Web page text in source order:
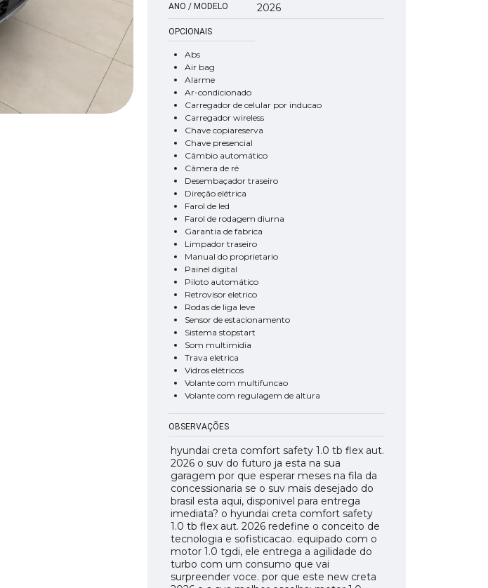
ANO / MODELO 2026
OPCIONAIS
Abs
Air bag
Alarme
Ar-condicionado
Carregador de celular por inducao
Carregador wireless
Chave copiareserva
Chave presencial
Câmbio automático
Câmera de ré
Desembaçador traseiro
Direção elétrica
Farol de led
Farol de rodagem diurna
Garantia de fabrica
Limpador traseiro
Manual do proprietario
Painel digital
Piloto automático
Retrovisor eletrico
Rodas de liga leve
Sensor de estacionamento
Sistema stopstart
Som multimidia
Trava eletrica
Vidros elétricos
Volante com multifuncao
Volante com regulagem de altura
OBSERVAÇÕES
hyundai creta comfort safety 1.0 tb flex aut.
2026 o suv do futuro ja esta na sua
garagem por que esperar meses na fila da
concessionaria se o suv mais desejado do
brasil esta aqui, disponivel para entrega
imediata? o hyundai creta comfort safety
1.0 tb flex aut. 2026 redefine o conceito de
tecnologia e sofisticacao. equipado com o
motor 1.0 tgdi, ele entrega a agilidade do
turbo com um consumo que vai
surpreender voce. por que este new creta